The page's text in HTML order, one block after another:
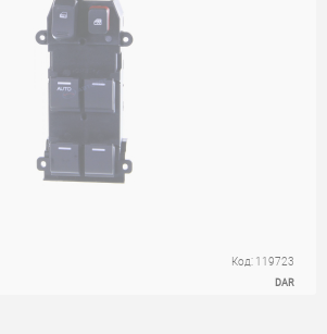
Код: 119723
DAR